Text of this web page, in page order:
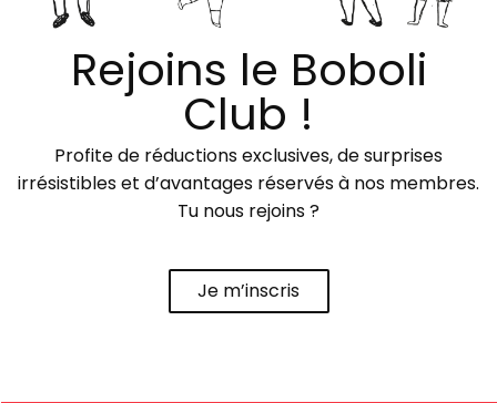
Rejoins le Boboli
Club !
Profite de réductions exclusives, de surprises
irrésistibles et d’avantages réservés à nos membres.
Tu nous rejoins ?
Je m’inscris